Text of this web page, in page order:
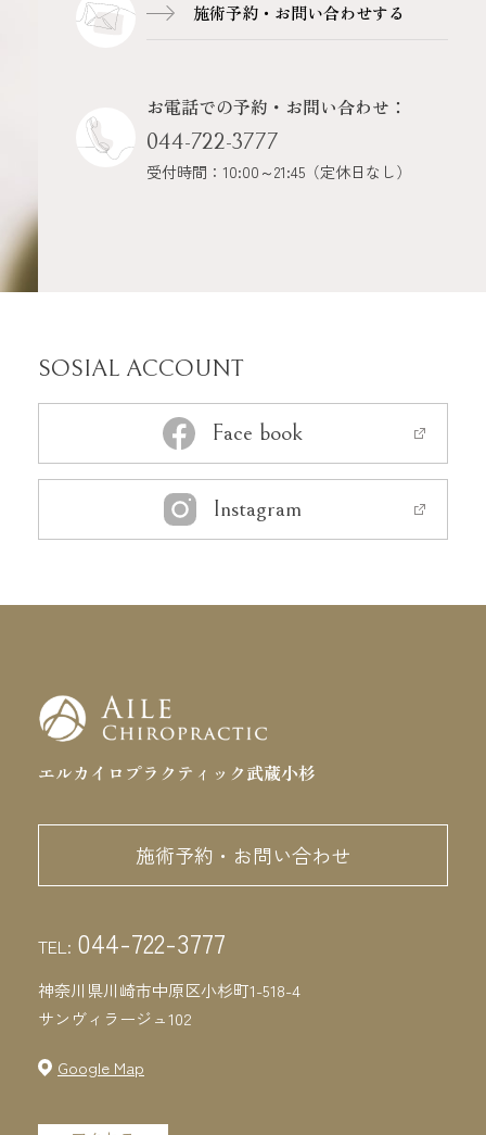
施術予約・ お問い合わせする
お電話での予約・お問い合わせ：
044-722-3777
受付時間：10:00～21:45（定休日なし）
SOSIAL ACCOUNT
Face book
Instagram
エルカイロプラクティック武蔵小杉
施術予約・お問い合わせ
TEL: 044-722-3777
神奈川県川崎市中原区小杉町1-518-4
サンヴィラージュ102
Google Map